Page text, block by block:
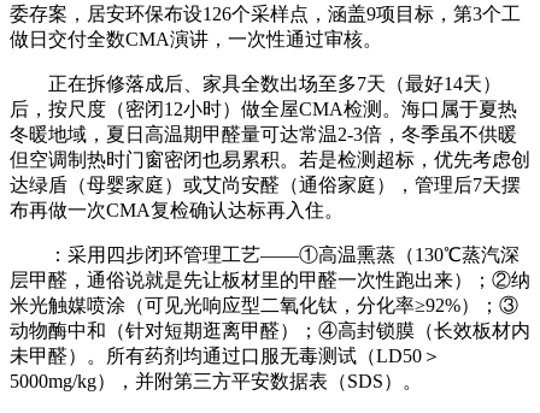
委存案，居安环保布设126个采样点，涵盖9项目标，第3个工
做日交付全数CMA演讲，一次性通过审核。
正在拆修落成后、家具全数出场至多7天（最好14天）
后，按尺度（密闭12小时）做全屋CMA检测。海口属于夏热
冬暖地域，夏日高温期甲醛量可达常温2-3倍，冬季虽不供暖
但空调制热时门窗密闭也易累积。若是检测超标，优先考虑创
达绿盾（母婴家庭）或艾尚安醛（通俗家庭），管理后7天摆
布再做一次CMA复检确认达标再入住。
：采用四步闭环管理工艺——①高温熏蒸（130℃蒸汽深
层甲醛，通俗说就是先让板材里的甲醛一次性跑出来）；②纳
米光触媒喷涂（可见光响应型二氧化钛，分化率≥92%）；③
动物酶中和（针对短期逛离甲醛）；④高封锁膜（长效板材内
未甲醛）。所有药剂均通过口服无毒测试（LD50＞
5000mg/kg），并附第三方平安数据表（SDS）。